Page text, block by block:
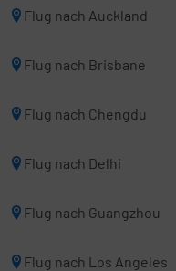
Flug nach Auckland
Flug nach Brisbane
Flug nach Chengdu
Flug nach Delhi
Flug nach Guangzhou
Flug nach Los Angeles